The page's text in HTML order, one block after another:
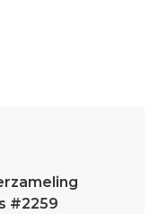
#2259